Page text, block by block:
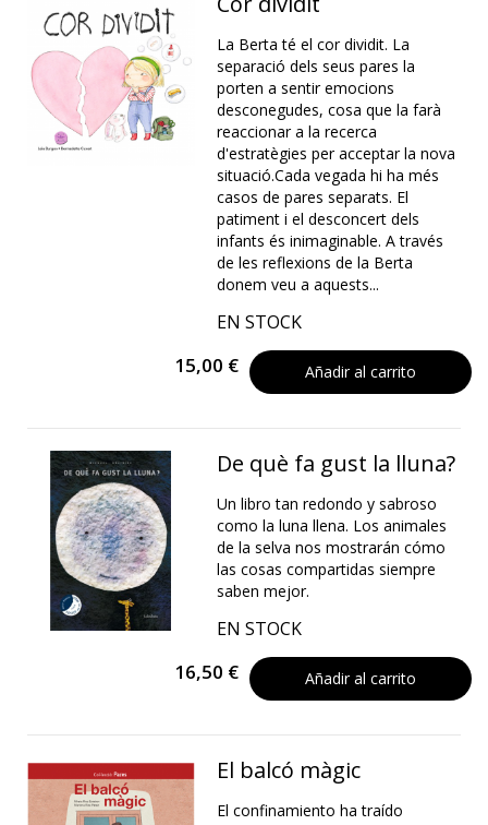
La Berta té el cor dividit. La
separació dels seus pares la
porten a sentir emocions
desconegudes, cosa que la farà
reaccionar a la recerca
d'estratègies per acceptar la nova
situació.Cada vegada hi ha més
casos de pares separats. El
patiment i el desconcert dels
infants és inimaginable. A través
de les reflexions de la Berta
donem veu a aquests...
EN STOCK
15,00 € Añadir al carrito
De què fa gust la lluna?
Un libro tan redondo y sabroso
como la luna llena. Los animales
de la selva nos mostrarán cómo
las cosas compartidas siempre
saben mejor.
EN STOCK
16,50 € Añadir al carrito
El balcó màgic
El confinamiento ha traído